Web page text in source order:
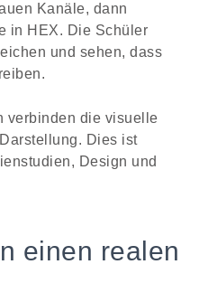
Kanäle, dann
in HEX. Die Schüler
und sehen, dass
verbinden die visuelle
Dies ist
Design und
einen realen